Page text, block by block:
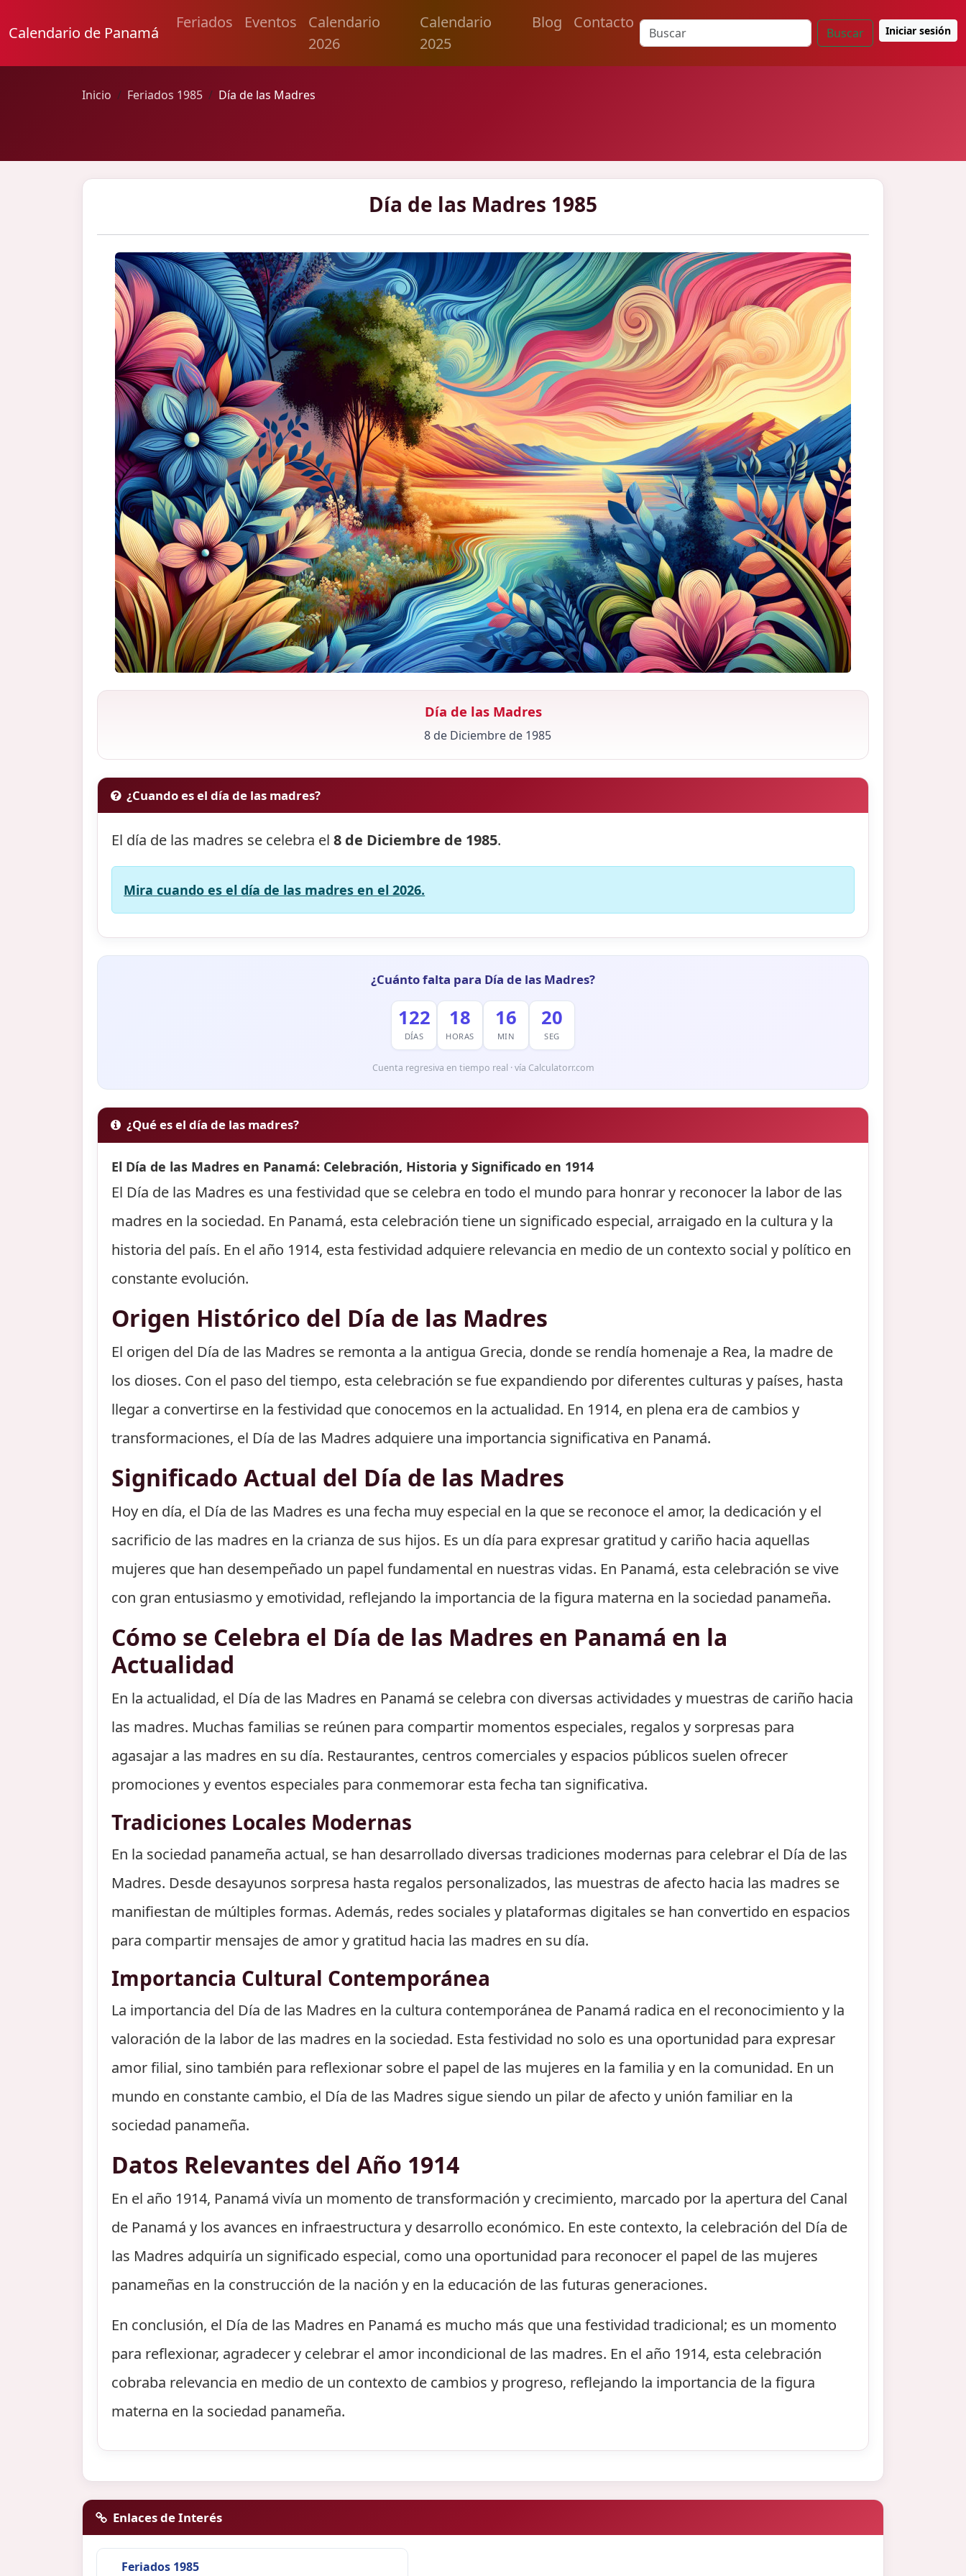
Calendario de Panamá
Feriados Eventos
Calendario
2026
Calendario
2025
Blog Contacto
Buscar Iniciar sesión
Inicio Feriados 1985 Día de las Madres
Día de las Madres 1985
Día de las Madres
8 de Diciembre de 1985
¿Cuando es el día de las madres?
El día de las madres se celebra el8 de Diciembre de 1985.
Mira cuando es el día de las madres en el 2026.
¿Cuánto falta para Día de las Madres?
122
DÍAS
18
HORAS
16
MIN
19
SEG
Cuenta regresiva en tiempo real · vía Calculatorr.com
¿Qué es el día de las madres?
El Día de las Madres en Panamá: Celebración, Historia y Significado en 1914
El Día de las Madres es una festividad que se celebra en todo el mundo para honrar y reconocer la labor de las
madres en la sociedad. En Panamá, esta celebración tiene un significado especial, arraigado en la cultura y la
historia del país. En el año 1914, esta festividad adquiere relevancia en medio de un contexto social y político en
constante evolución.
Origen Histórico del Día de las Madres
El origen del Día de las Madres se remonta a la antigua Grecia, donde se rendía homenaje a Rea, la madre de
los dioses. Con el paso del tiempo, esta celebración se fue expandiendo por diferentes culturas y países, hasta
llegar a convertirse en la festividad que conocemos en la actualidad. En 1914, en plena era de cambios y
transformaciones, el Día de las Madres adquiere una importancia significativa en Panamá.
Significado Actual del Día de las Madres
Hoy en día, el Día de las Madres es una fecha muy especial en la que se reconoce el amor, la dedicación y el
sacrificio de las madres en la crianza de sus hijos. Es un día para expresar gratitud y cariño hacia aquellas
mujeres que han desempeñado un papel fundamental en nuestras vidas. En Panamá, esta celebración se vive
con gran entusiasmo y emotividad, reflejando la importancia de la figura materna en la sociedad panameña.
Cómo se Celebra el Día de las Madres en Panamá en la
Actualidad
En la actualidad, el Día de las Madres en Panamá se celebra con diversas actividades y muestras de cariño hacia
las madres. Muchas familias se reúnen para compartir momentos especiales, regalos y sorpresas para
agasajar a las madres en su día. Restaurantes, centros comerciales y espacios públicos suelen ofrecer
promociones y eventos especiales para conmemorar esta fecha tan significativa.
Tradiciones Locales Modernas
En la sociedad panameña actual, se han desarrollado diversas tradiciones modernas para celebrar el Día de las
Madres. Desde desayunos sorpresa hasta regalos personalizados, las muestras de afecto hacia las madres se
manifiestan de múltiples formas. Además, redes sociales y plataformas digitales se han convertido en espacios
para compartir mensajes de amor y gratitud hacia las madres en su día.
Importancia Cultural Contemporánea
La importancia del Día de las Madres en la cultura contemporánea de Panamá radica en el reconocimiento y la
valoración de la labor de las madres en la sociedad. Esta festividad no solo es una oportunidad para expresar
amor filial, sino también para reflexionar sobre el papel de las mujeres en la familia y en la comunidad. En un
mundo en constante cambio, el Día de las Madres sigue siendo un pilar de afecto y unión familiar en la
sociedad panameña.
Datos Relevantes del Año 1914
En el año 1914, Panamá vivía un momento de transformación y crecimiento, marcado por la apertura del Canal
de Panamá y los avances en infraestructura y desarrollo económico. En este contexto, la celebración del Día de
las Madres adquiría un significado especial, como una oportunidad para reconocer el papel de las mujeres
panameñas en la construcción de la nación y en la educación de las futuras generaciones.
En conclusión, el Día de las Madres en Panamá es mucho más que una festividad tradicional; es un momento
para reflexionar, agradecer y celebrar el amor incondicional de las madres. En el año 1914, esta celebración
cobraba relevancia en medio de un contexto de cambios y progreso, reflejando la importancia de la figura
materna en la sociedad panameña.
Enlaces de Interés
Feriados 1985